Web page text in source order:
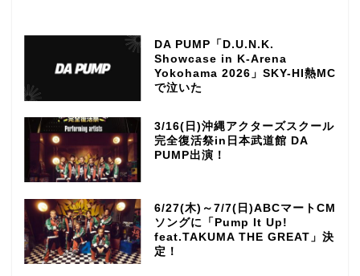
DA PUMP「D.U.N.K.
Showcase in K-Arena
Yokohama 2026」SKY-HI熱MC
で泣いた
3/16(日)沖縄アクターズスクール
完全復活祭in日本武道館 DA
PUMP出演！
6/27(木)～7/7(日)ABCマートCM
ソングに「Pump It Up!
feat.TAKUMA THE GREAT」決
定！